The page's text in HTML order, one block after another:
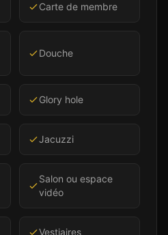
Carte de membre
Douche
Glory hole
Jacuzzi
Salon ou espace
vidéo
Vestiaires